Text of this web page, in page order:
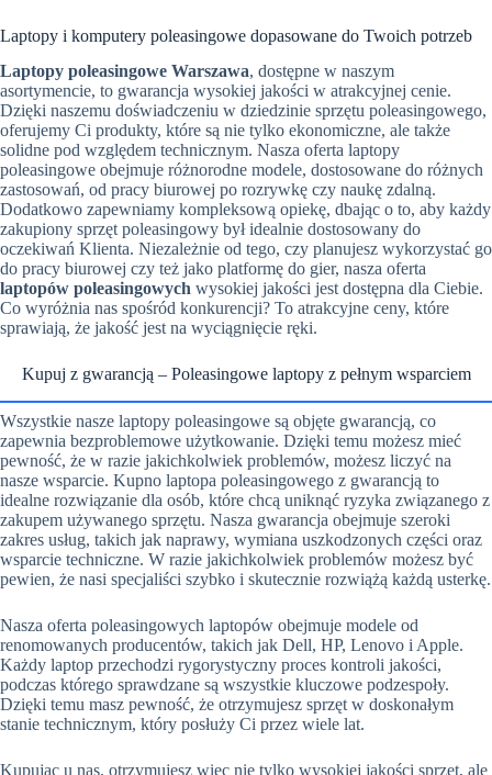
Laptopy i komputery poleasingowe dopasowane do Twoich potrzeb
Laptopy poleasingowe Warszawa, dostępne w naszym
asortymencie, to gwarancja wysokiej jakości w atrakcyjnej cenie.
Dzięki naszemu doświadczeniu w dziedzinie sprzętu poleasingowego,
oferujemy Ci produkty, które są nie tylko ekonomiczne, ale także
solidne pod względem technicznym. Nasza oferta laptopy
poleasingowe obejmuje różnorodne modele, dostosowane do różnych
zastosowań, od pracy biurowej po rozrywkę czy naukę zdalną.
Dodatkowo zapewniamy kompleksową opiekę, dbając o to, aby każdy
zakupiony sprzęt poleasingowy był idealnie dostosowany do
oczekiwań Klienta. Niezależnie od tego, czy planujesz wykorzystać go
do pracy biurowej czy też jako platformę do gier, nasza oferta
laptopów poleasingowych wysokiej jakości jest dostępna dla Ciebie.
Co wyróżnia nas spośród konkurencji? To atrakcyjne ceny, które
sprawiają, że jakość jest na wyciągnięcie ręki.
Kupuj z gwarancją – Poleasingowe laptopy z pełnym wsparciem
Wszystkie nasze laptopy poleasingowe są objęte gwarancją, co
zapewnia bezproblemowe użytkowanie. Dzięki temu możesz mieć
pewność, że w razie jakichkolwiek problemów, możesz liczyć na
nasze wsparcie. Kupno laptopa poleasingowego z gwarancją to
idealne rozwiązanie dla osób, które chcą uniknąć ryzyka związanego z
zakupem używanego sprzętu. Nasza gwarancja obejmuje szeroki
zakres usług, takich jak naprawy, wymiana uszkodzonych części oraz
wsparcie techniczne. W razie jakichkolwiek problemów możesz być
pewien, że nasi specjaliści szybko i skutecznie rozwiążą każdą usterkę.
Nasza oferta poleasingowych laptopów obejmuje modele od
renomowanych producentów, takich jak Dell, HP, Lenovo i Apple.
Każdy laptop przechodzi rygorystyczny proces kontroli jakości,
podczas którego sprawdzane są wszystkie kluczowe podzespoły.
Dzięki temu masz pewność, że otrzymujesz sprzęt w doskonałym
stanie technicznym, który posłuży Ci przez wiele lat.
Kupując u nas, otrzymujesz więc nie tylko wysokiej jakości sprzęt, ale